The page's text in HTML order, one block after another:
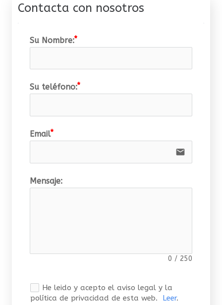
Contacta con nosotros
Su Nombre:
Su teléfono:
Email
email
Mensaje:
0 / 250
He leido y acepto el aviso legal y la
política de privacidad de esta web. Leer.